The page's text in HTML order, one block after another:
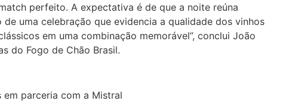
perfeito. A expectativa é de que a noite reúna
uma celebração que evidencia a qualidade dos vinhos
em uma combinação memorável”, conclui João
do Fogo de Chão Brasil.
em parceria com a Mistral